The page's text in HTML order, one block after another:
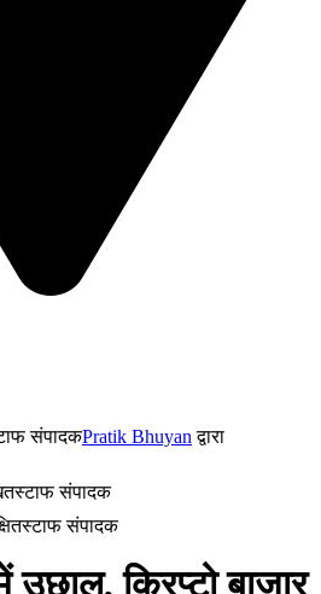
संपादकPratik Bhuyan द्वारा
स्टाफ संपादक
स्टाफ संपादक
क्रिप्टो बाजार